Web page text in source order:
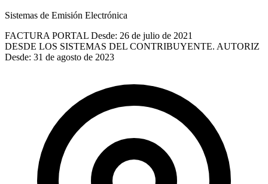
Sistemas de Emisión Electrónica
FACTURA PORTAL Desde: 26 de julio de 2021
DESDE LOS SISTEMAS DEL CONTRIBUYENTE. AUTORIZ
Desde: 31 de agosto de 2023